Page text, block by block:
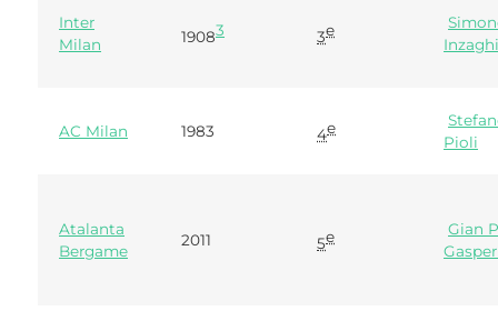
Inter
Milan
19083 3e
AC Milan 1983 4e
Pioli
Atalanta
Bergame
2011 5e
Gian